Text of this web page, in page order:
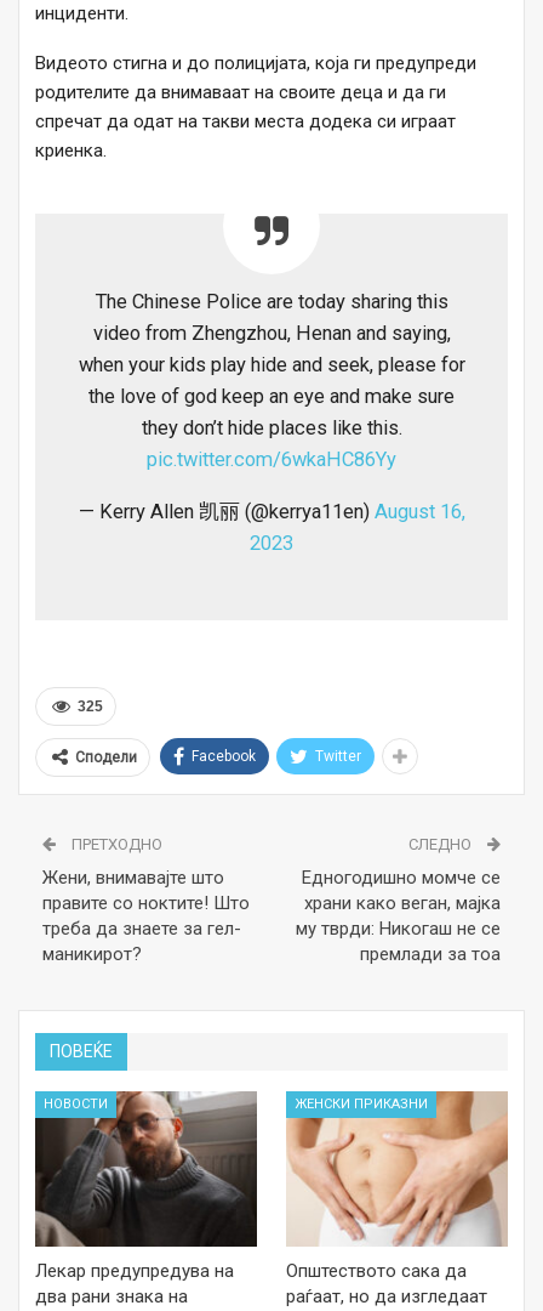
инциденти.
Видеото стигна и до полицијата, која ги предупреди
родителите да внимаваат на своите деца и да ги
спречат да одат на такви места додека си играат
криенка.
The Chinese Police are today sharing this
video from Zhengzhou, Henan and saying,
when your kids play hide and seek, please for
the love of god keep an eye and make sure
they don’t hide places like this.
pic.twitter.com/6wkaHC86Yy
— Kerry Allen 凯丽 (@kerrya11en) August 16,
2023
325
Сподели Facebook Twitter
ПРЕТХОДНО
Жени, внимавајте што
правите со ноктите! Што
треба да знаете за гел-
маникирот?
СЛЕДНО
Едногодишно момче се
храни како веган, мајка
му тврди: Никогаш не се
премлади за тоа
ПОВЕЌЕ
НОВОСТИ
Лекар предупредува на
два рани знака на
ЖЕНСКИ ПРИКАЗНИ
Општеството сака да
раѓаат, но да изгледаат